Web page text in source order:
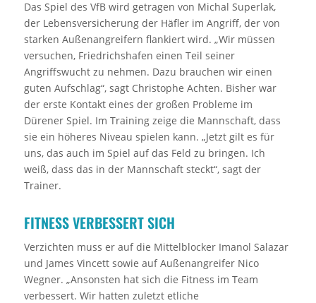
Das Spiel des VfB wird getragen von Michal Superlak,
der Lebensversicherung der Häfler im Angriff, der von
starken Außenangreifern flankiert wird. „Wir müssen
versuchen, Friedrichshafen einen Teil seiner
Angriffswucht zu nehmen. Dazu brauchen wir einen
guten Aufschlag“, sagt Christophe Achten. Bisher war
der erste Kontakt eines der großen Probleme im
Dürener Spiel. Im Training zeige die Mannschaft, dass
sie ein höheres Niveau spielen kann. „Jetzt gilt es für
uns, das auch im Spiel auf das Feld zu bringen. Ich
weiß, dass das in der Mannschaft steckt“, sagt der
Trainer.
FITNESS VERBESSERT SICH
Verzichten muss er auf die Mittelblocker Imanol Salazar
und James Vincett sowie auf Außenangreifer Nico
Wegner. „Ansonsten hat sich die Fitness im Team
verbessert. Wir hatten zuletzt etliche